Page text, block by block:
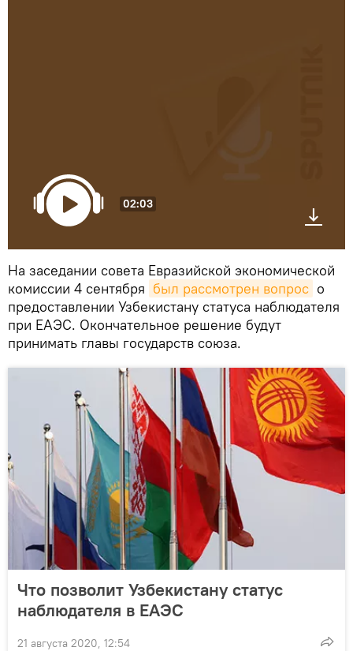
02:03
На заседании совета Евразийской экономической
комиссии 4 сентября был рассмотрен вопрос о
предоставлении Узбекистану статуса наблюдателя
при ЕАЭС. Окончательное решение будут
принимать главы государств союза.
Что позволит Узбекистану статус
наблюдателя в ЕАЭС
21 августа 2020, 12:54